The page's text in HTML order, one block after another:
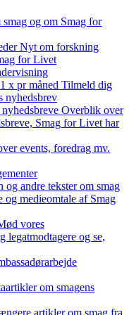
og om Smag for
Nyt om forskning
for Livet
x pr måned Tilmeld dig
nyhedsbrev
Overblik over
Smag for Livet har
events, foredrag mv.
og andre tekster om smag
og medieomtale af Smag
vores
legatmodtagere og se,
om smagens
artikler om smag fra